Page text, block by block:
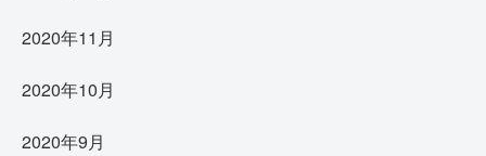
2020年11月
2020年10月
2020年9月